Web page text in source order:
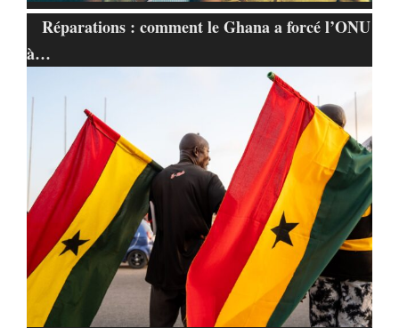
Réparations : comment le Ghana a forcé l’ONU
à…